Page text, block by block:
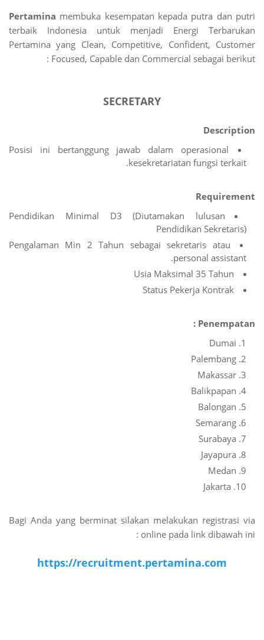
Pertamina membuka kesempatan kepada putra dan putri
terbaik Indonesia untuk menjadi Energi Terbarukan
Pertamina yang Clean, Competitive, Confident, Customer
Focused, Capable dan Commercial sebagai berikut :
SECRETARY
Description
Posisi ini bertanggung jawab dalam operasional
kesekretariatan fungsi terkait.
Requirement
Pendidikan Minimal D3 (Diutamakan lulusan
Pendidikan Sekretaris)
Pengalaman Min 2 Tahun sebagai sekretaris atau
personal assistant.
Usia Maksimal 35 Tahun
Status Pekerja Kontrak
Penempatan :
Dumai
Palembang
Makassar
Balikpapan
Balongan
Semarang
Surabaya
Jayapura
Medan
Jakarta
Bagi Anda yang berminat silakan melakukan registrasi via
online pada link dibawah ini :
https://recruitment.pertamina.com